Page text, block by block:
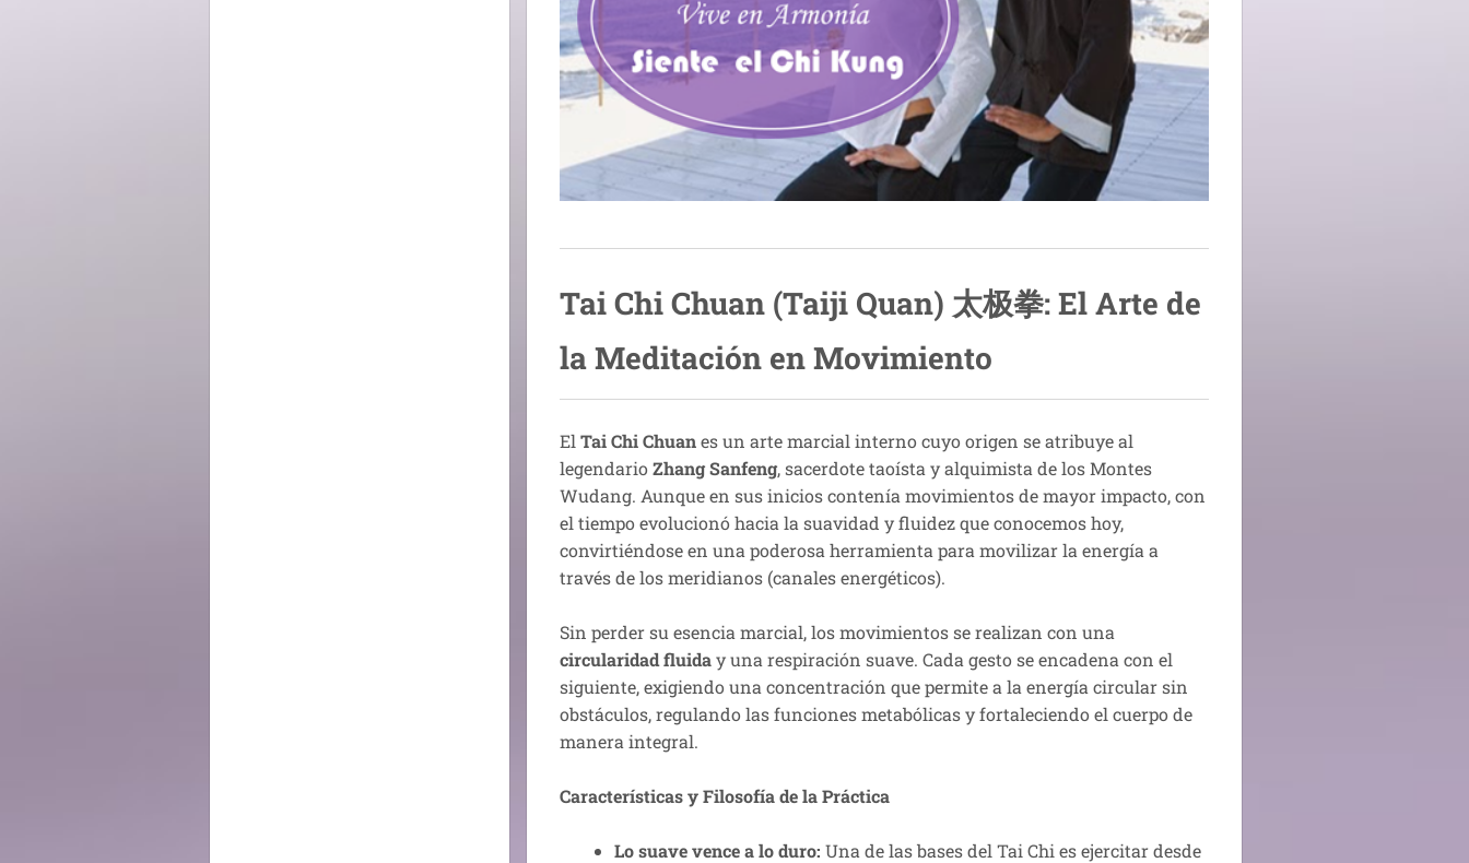
Tai Chi Chuan (Taiji Quan) 太极拳: El Arte de
la Meditación en Movimiento
El Tai Chi Chuanes un arte marcial interno cuyo origen se atribuye al
legendarioZhang Sanfeng, sacerdote taoísta y alquimista de los Montes
Wudang. Aunque en sus inicios contenía movimientos de mayor impacto, con
el tiempo evolucionó hacia la suavidad y fluidez que conocemos hoy,
convirtiéndose en una poderosa herramienta para movilizar la energía a
través de los meridianos (canales energéticos).
Sin perder su esencia marcial, los movimientos se realizan con una
circularidad fluiday una respiración suave. Cada gesto se encadena con el
siguiente, exigiendo una concentración que permite a la energía circular sin
obstáculos, regulando las funciones metabólicas y fortaleciendo el cuerpo de
manera integral.
Características y Filosofía de la Práctica
Lo suave vence a lo duro: Una de las bases del Tai Chi es ejercitar desde